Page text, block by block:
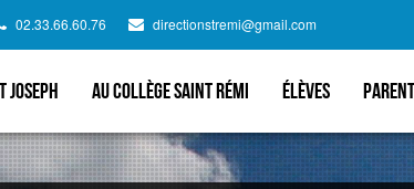
02.33.66.60.76 directionstremi@gmail.com
Joseph Au collège Saint Rémi élèves